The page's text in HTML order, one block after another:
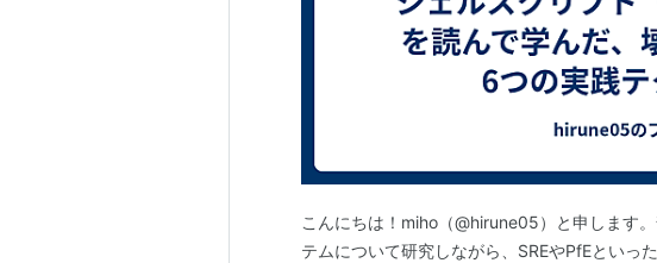
こんにちは！miho（@hirune05）と申します
テムについて研究しながら、SREやPfEといっ